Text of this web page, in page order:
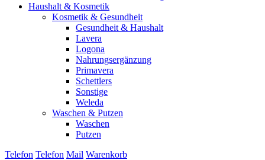
Haushalt & Kosmetik
Kosmetik & Gesundheit
Gesundheit & Haushalt
Lavera
Logona
Nahrungsergänzung
Primavera
Schettlers
Sonstige
Weleda
Waschen & Putzen
Waschen
Putzen
Telefon Telefon Mail Warenkorb